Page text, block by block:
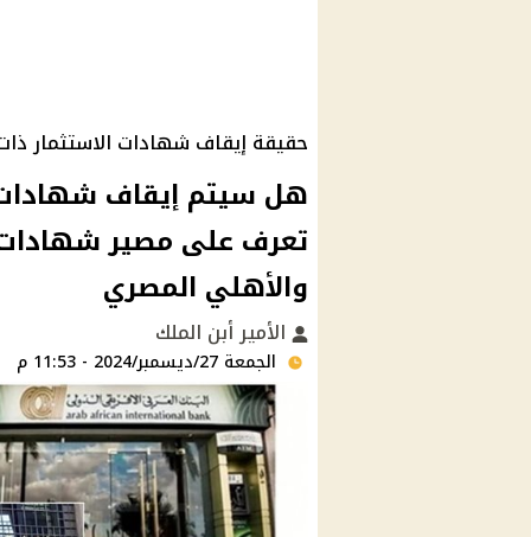
حقيقة إيقاف شهادات الاستثمار
هل سيتم إيقاف شهادات
والأهلي المصري
الأمير أبن الملك
الجمعة 27/ديسمبر/2024 - 11:53 م